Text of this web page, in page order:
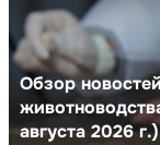
Обзор
августа 2026 г.)